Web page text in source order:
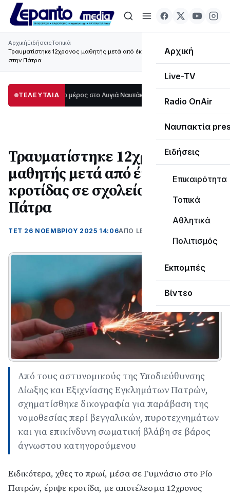
Αρχική
Live-TV
Radio OnAir
Ναυπακτία
Ειδήσεις
Επικαιρότητα
Τοπικά
Αθλητικά
Πολιτισμός
Εκπομπές
Βίντεο
ΑρχικήΕιδήσειςΤοπικά
Τραυματίστηκε 12χρονος μαθητής μετά από έκρηξη κροτίδας σε σχολείο
στην Πάτρα
ΤΕΛΕΥΤΑΙΑ
μεγάλο μέρος στο Λυγιά Ναυπάκτου12:08
Τραυματίστηκε 12χρονος
μαθητής μετά από έκρηξη
κροτίδας σε σχολείο στην
Πάτρα
ΤΕΤ 26 ΝΟΕΜΒΡΊΟΥ 2025 14:06ΑΠΌ LEPANTO RTV
Από τους αστυνομικούς της Υποδιεύθυνσης
Δίωξης και Εξιχνίασης Εγκλημάτων Πατρών,
σχηματίσθηκε δικογραφία για παράβαση της
νομοθεσίας περί βεγγαλικών, πυροτεχνημάτων
και για επικίνδυνη σωματική βλάβη σε βάρος
άγνωστου κατηγορούμενου
Ειδικότερα, χθες το πρωί, μέσα σε Γυμνάσιο στο Ρίο
Πατρών, έριψε κροτίδα, με αποτέλεσμα 12χρονος